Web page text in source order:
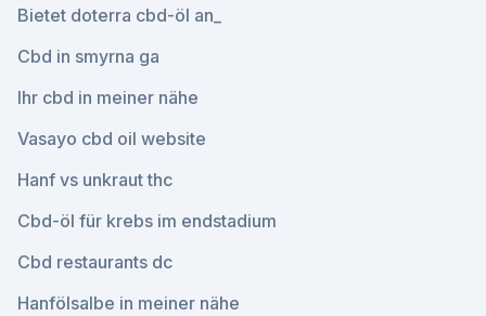
Bietet doterra cbd-öl an_
Cbd in smyrna ga
Ihr cbd in meiner nähe
Vasayo cbd oil website
Hanf vs unkraut thc
Cbd-öl für krebs im endstadium
Cbd restaurants dc
Hanfölsalbe in meiner nähe